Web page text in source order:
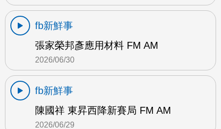
fb新鮮事
張家榮邦彥應用材料 FM AM
2026/06/30
fb新鮮事
陳國祥 東昇西降新賽局 FM AM
2026/06/29